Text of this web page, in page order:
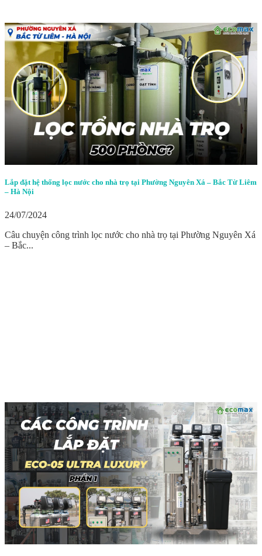
Lắp đặt hệ thống lọc nước cho nhà trọ tại Phường Nguyên Xá – Bắc Từ Liêm
– Hà Nội
24/07/2024
Câu chuyện công trình lọc nước cho nhà trọ tại Phường Nguyên Xá
– Bắc...